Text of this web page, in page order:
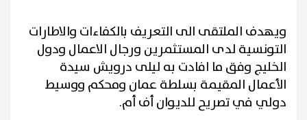
ويهدف الملتقى الى التعريف بالكفاءات والاطارات
التونسية لدى المستثمرين ورجال الاعمال ودول
الخليج وفق ما افادت به ليلى درويش سيدة
الأعمال المقيمة بسلطة عمان ومحكم ووسيط
دولي في تصريح للديوان أف أم.